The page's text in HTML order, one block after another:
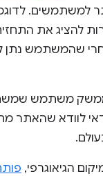
למשתמשים.
להציג את
שהמשתמש נתן
ממשק משתמש
לוודא שהאתר
הגיאוגרפי,